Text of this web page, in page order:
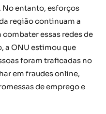
entanto, esforços
região continuam a
essas redes de
a ONU estimou que
foram traficadas no
em fraudes online,
de emprego e